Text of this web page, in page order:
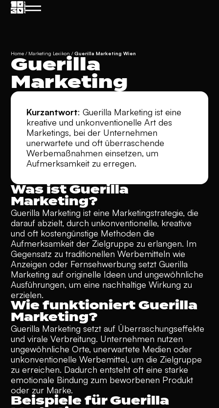
Home / Marketing Lexikon /Guerilla Marketing Wien
Guerilla
Marketing
Kurzantwort: Guerilla Marketing ist eine
kreative und unkonventionelle Art des
Marketings, bei der Unternehmen
unerwartete und oft überraschende
Werbemaßnahmen einsetzen, um
Aufmerksamkeit zu erregen.
Was ist Guerilla
Marketing?
Guerilla Marketing ist eine Marketingstrategie, die
darauf abzielt, durch unkonventionelle, kreative
und oft kostengünstige Methoden die
Aufmerksamkeit der Zielgruppe zu erlangen. Im
Gegensatz zu traditionellen Werbemitteln wie
Anzeigen oder Fernsehwerbung setzt Guerilla
Marketing auf originelle Ideen und ungewöhnliche
Ausführungen, um eine nachhaltige Wirkung zu
erzielen.
Wie funktioniert Guerilla
Marketing?
Guerilla Marketing setzt auf Überraschungseffekte
und virale Verbreitung. Unternehmen nutzen
ungewöhnliche Orte, unerwartete Medien oder
unkonventionelle Werbemittel, um die Zielgruppe
zu erreichen. Dadurch entsteht oft eine starke
emotionale Bindung zum beworbenen Produkt
oder zur Marke.
Beispiele für Guerilla